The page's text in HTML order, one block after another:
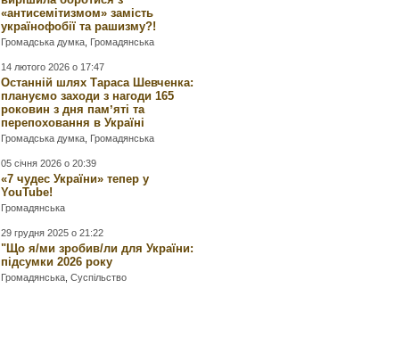
«антисемітизмом» замість
українофобії та рашизму?!
Громадська думка Громадянська
14 лютого 2026 о 17:47
Останній шлях Тараса Шевченка:
плануємо заходи з нагоди 165
роковин з дня памʼяті та
перепоховання в Україні
Громадська думка Громадянська
05 січня 2026 о 20:39
«7 чудес України» тепер у
YouTube!
Громадянська
29 грудня 2025 о 21:22
"Що я/ми зробив/ли для України:
підсумки 2026 року
Громадянська ,Суспільство